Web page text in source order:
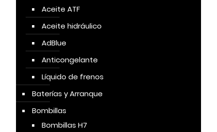
Aceite ATF
Aceite hidráulico
AdBlue
Anticongelante
Líquido de frenos
Baterías y Arranque
Bombillas
Bombillas H7